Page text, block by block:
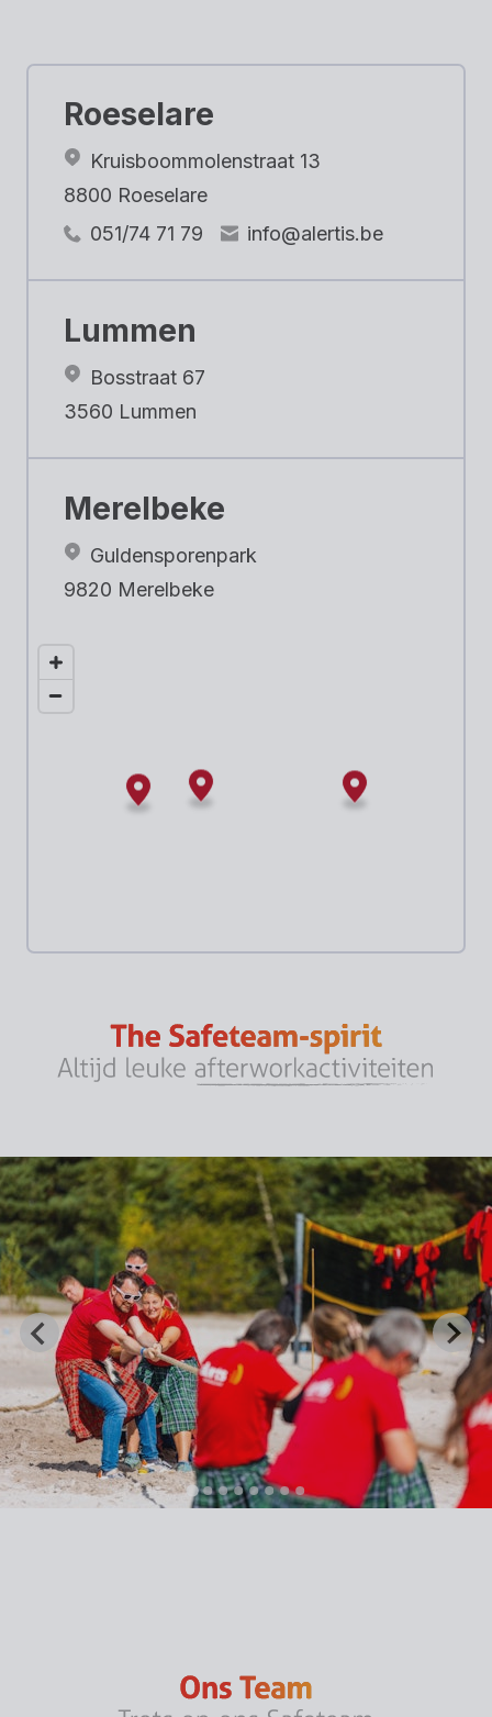
Roeselare
Kruisboommolenstraat 13
8800 Roeselare
051/74 71 79
info@alertis.be
Lummen
Bosstraat 67
3560 Lummen
Merelbeke
Guldensporenpark
9820 Merelbeke